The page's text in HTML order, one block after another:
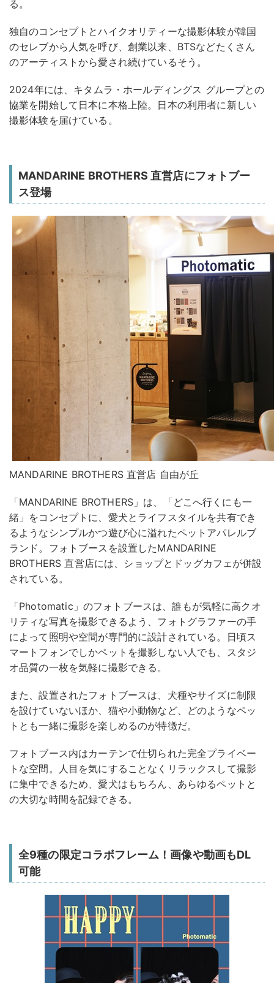
る。
独自のコンセプトとハイクオリティーな撮影体験が韓国
のセレブから人気を呼び、創業以来、BTSなどたくさん
のアーティストから愛され続けているそう。
2024年には、キタムラ・ホールディングス グループとの
協業を開始して日本に本格上陸。日本の利用者に新しい
撮影体験を届けている。
MANDARINE BROTHERS 直営店にフォトブー
ス登場
MANDARINE BROTHERS 直営店 自由が丘
「MANDARINE BROTHERS」は、「どこへ行くにも一
緒」をコンセプトに、愛犬とライフスタイルを共有でき
るようなシンプルかつ遊び心に溢れたペットアパレルブ
ランド。フォトブースを設置したMANDARINE
BROTHERS 直営店には、ショップとドッグカフェが併設
されている。
「Photomatic」のフォトブースは、誰もが気軽に高クオ
リティな写真を撮影できるよう、フォトグラファーの手
によって照明や空間が専門的に設計されている。日頃ス
マートフォンでしかペットを撮影しない人でも、スタジ
オ品質の一枚を気軽に撮影できる。
また、設置されたフォトブースは、犬種やサイズに制限
を設けていないほか、猫や小動物など、どのようなペッ
トとも一緒に撮影を楽しめるのが特徴だ。
フォトブース内はカーテンで仕切られた完全プライベー
トな空間。人目を気にすることなくリラックスして撮影
に集中できるため、愛犬はもちろん、あらゆるペットと
の大切な時間を記録できる。
全9種の限定コラボフレーム！画像や動画もDL
可能